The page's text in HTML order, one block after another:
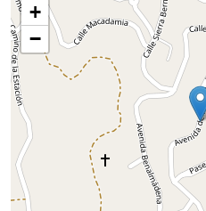
+
−